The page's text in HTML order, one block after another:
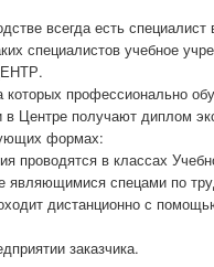
всегда есть специалист
специалистов учебное
профессионально
Центре получают диплом
формах:
проводятся в классах
спецами по
дистанционно с
заказчика.